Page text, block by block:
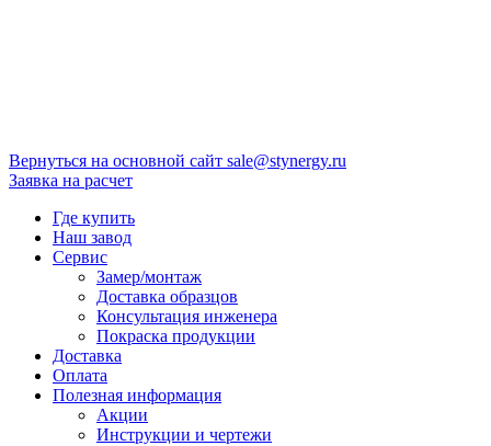
Вернуться на основной сайт sale@stynergy.ru
Заявка на расчет
Где купить
Наш завод
Сервис
Замер/монтаж
Доставка образцов
Консультация инженера
Покраска продукции
Доставка
Оплата
Полезная информация
Акции
Инструкции и чертежи